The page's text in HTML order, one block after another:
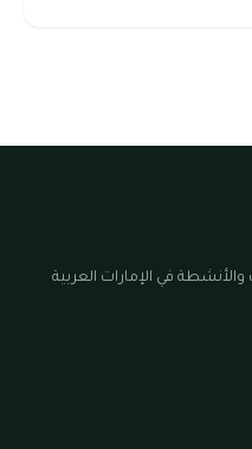
في الإمارات العربية